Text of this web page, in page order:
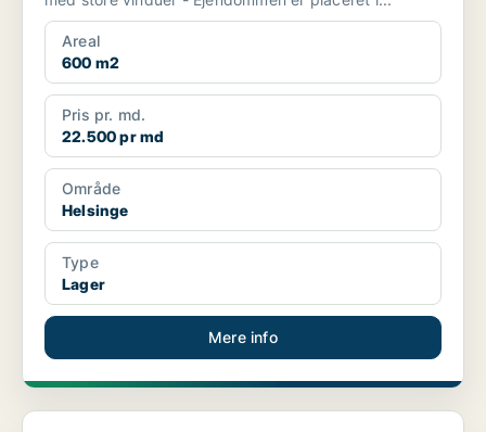
Areal
600 m2
Pris pr. md.
22.500 pr md
Område
Helsinge
Type
Lager
Mere info
Lager i Helsinge